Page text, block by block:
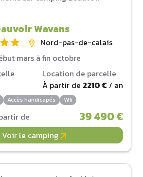
Wavans
Nord-pas-de-calais
mars à fin octobre
Location de parcelle
À partir de 2210 € / an
Accès handicapés Wifi
de 39 490 €
Voir le camping